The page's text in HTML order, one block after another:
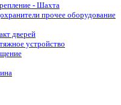
- Шахта
прочее оборудование
дверей
устройство